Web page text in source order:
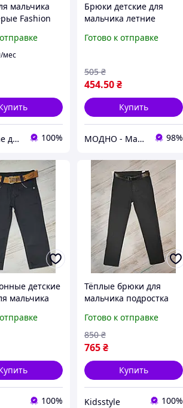
мальчика
Fashion
/мес
SmileTime детская одежда от производителя 100%
Брюки детские для
мальчика летние
Готово к отправке
454.50 ₴
505 ₴
Купить
МОДНО - Магазин детской и женской одежды и обуви 98%
детские
мальчика
100%
Тёплые брюки для
мальчика подростка
Готово к отправке
765 ₴
850 ₴
Купить
Kidsstyle 100%